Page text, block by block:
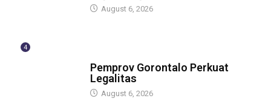
August 6, 2026
4
Pemprov Gorontalo Perkuat
Legalitas
August 6, 2026